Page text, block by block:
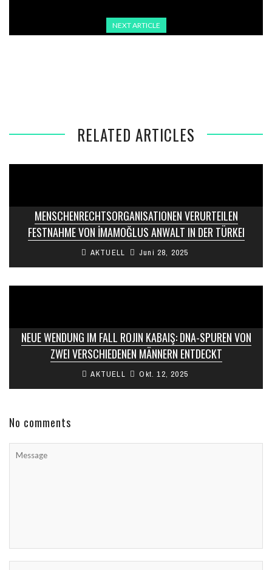
NEXT ARTICLE
RELATED ARTICLES
MENSCHENRECHTSORGANISATIONEN VERURTEILEN
FESTNAHME VON İMAMOĞLUS ANWALT IN DER TÜRKEI
AKTUELL Juni 28, 2025
NEUE WENDUNG IM FALL ROJIN KABAIŞ: DNA-SPUREN VON
ZWEI VERSCHIEDENEN MÄNNERN ENTDECKT
AKTUELL Okt. 12, 2025
No comments